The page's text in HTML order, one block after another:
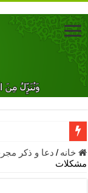
دعای جلب محبت
خانه / دعا و ذکر
مشکلات